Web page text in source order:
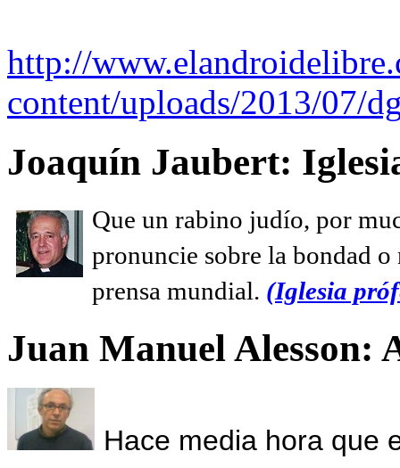
http://
content/uploads/2013/07/
Joaquín Jaubert:
Que un rabino judío, por
pronuncie sobre la bondad
prensa mundial. (Iglesia
Juan Manuel Alesson:
Hace media hora que